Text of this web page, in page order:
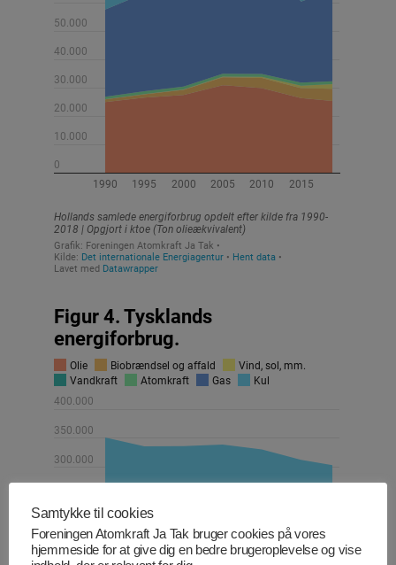
Samtykke til cookies
Foreningen Atomkraft Ja Tak bruger cookies på vores
hjemmeside for at give dig en bedre brugeroplevelse og vise